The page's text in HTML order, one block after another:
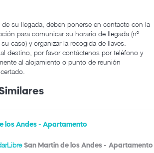
su llegada, deben ponerse en contacto con la
para comunicar su horario de llegada (nº
caso) y organizar la recogida de llaves.
destino, por favor contáctenos por teléfono y
al alojamiento o punto de reunión
San Martin de los Andes - Apartamento